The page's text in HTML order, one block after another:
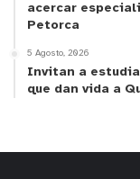
acercar
Petorca
5 Agosto, 2026
Invitan a
que dan vida a